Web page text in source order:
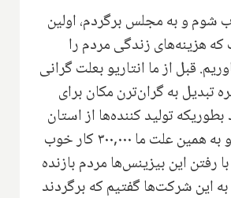
شوم و به مجلس برگردم، اولین
که هزینه‌های زندگی مردم را
قبل از ما انتاریو بعلت گرانی
تبدیل به گران‌ترن مکان برای
تولید کننده‌ها از استان
بیرون می‌رفتند و به همین علت ما ۳۰۰,۰۰۰ کار خوب
رفتن این بیزینس‌ها مردم بازنده
این شرکت‌ها گفتیم که برگردند